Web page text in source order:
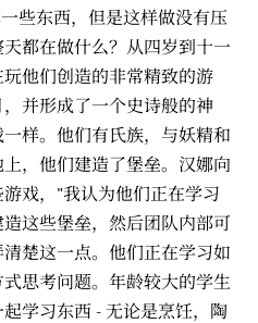
些东西，但是这样做没有压
都在做什么？从四岁到十一
他们创造的非常精致的游
并形成了一个史诗般的神
样。他们有氏族，与妖精和
，他们建造了堡垒。汉娜向
戏，"我认为他们正在学习
这些堡垒，然后团队内部可
楚这一点。他们正在学习如
思考问题。年龄较大的学生
学习东西 - 无论是烹饪，陶